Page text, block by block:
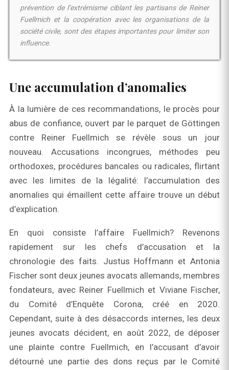
prévention de l’extrémisme ciblant les partisans de Reiner
Fuellmich et la coopération avec les organisations de la
société civile, sont des étapes importantes pour limiter son
influence.
Une accumulation d’anomalies
À la lumière de ces recommandations, le procès pour
abus de confiance, ouvert par le parquet de Göttingen
contre Reiner Fuellmich se révèle sous un jour
nouveau. Accusations incongrues, méthodes peu
orthodoxes, procédures bancales ou radicales, flirtant
avec les limites de la légalité: l’accumulation des
anomalies qui émaillent cette affaire trouve un début
d’explication.
En quoi consiste l’affaire Fuellmich? Revenons
rapidement sur les chefs d’accusation et la
chronologie des faits. Justus Hoffmann et Antonia
Fischer sont deux jeunes avocats allemands, membres
fondateurs, avec Reiner Fuellmich et Viviane Fischer,
du Comité d’Enquête Corona, créé en 2020.
Cependant, suite à des désaccords internes, les deux
jeunes avocats décident, en août 2022, de déposer
une plainte contre Fuellmich, en l’accusant d’avoir
détourné une partie des dons reçus par le Comité